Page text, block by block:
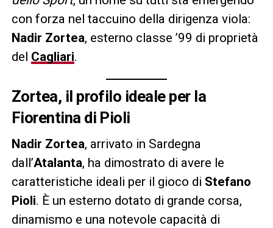
con forza nel taccuino della dirigenza viola:
Nadir Zortea, esterno classe ’99 di proprietà
del Cagliari.
Zortea, il profilo ideale per la
Fiorentina di Pioli
Nadir Zortea, arrivato in Sardegna
dall’Atalanta, ha dimostrato di avere le
caratteristiche ideali per il gioco di Stefano
Pioli. È un esterno dotato di grande corsa,
dinamismo e una notevole capacità di